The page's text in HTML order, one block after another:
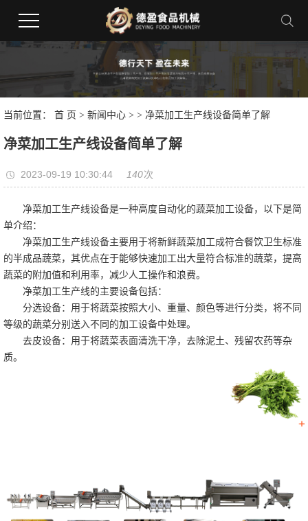
当前位置： 首 页 > 新闻中心 > > 净菜加工生产线设备简单了解
净菜加工生产线设备简单了解
2023-09-19 10:30:44 140次
净菜加工生产线设备是一种高度自动化的蔬菜加工设备，以下是简
单介绍：
净菜加工生产线设备主要用于将新鲜蔬菜加工成符合餐饮卫生标准
的半成品蔬菜，其优点在于能够快速加工出大量符合标准的蔬菜，提高
蔬菜的附加值和利用率，减少人工操作和浪费。
净菜加工生产线的主要设备包括：
分选设备：用于将蔬菜按照大小、重量、颜色等进行分类，将不同
等级的蔬菜分别送入不同的加工设备中处理。
去皮设备：用于将蔬菜表面清洗干净，去除泥土、残留农药等杂
质。